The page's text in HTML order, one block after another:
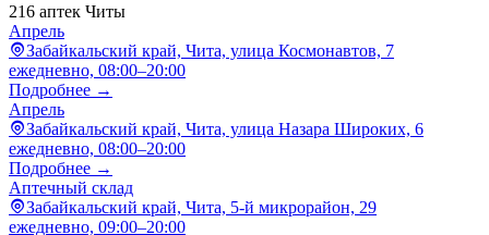
216 аптек Читы
Апрель
Забайкальский край, Чита, улица Космонавтов, 7
ежедневно, 08:00–20:00
Подробнее →
Апрель
Забайкальский край, Чита, улица Назара Широких, 6
ежедневно, 08:00–20:00
Подробнее →
Аптечный склад
Забайкальский край, Чита, 5-й микрорайон, 29
ежедневно, 09:00–20:00